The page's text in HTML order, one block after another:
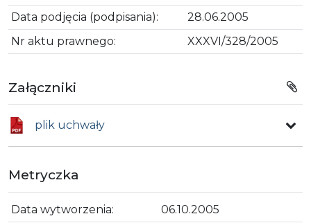
Data podjęcia (podpisania):
28.06.2005
Nr aktu prawnego:
XXXVI/328/2005
Załączniki
plik uchwały
Metryczka
Data wytworzenia:
06.10.2005